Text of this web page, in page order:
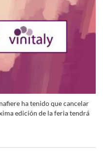
ha tenido que cancelar
edición de la feria tendrá